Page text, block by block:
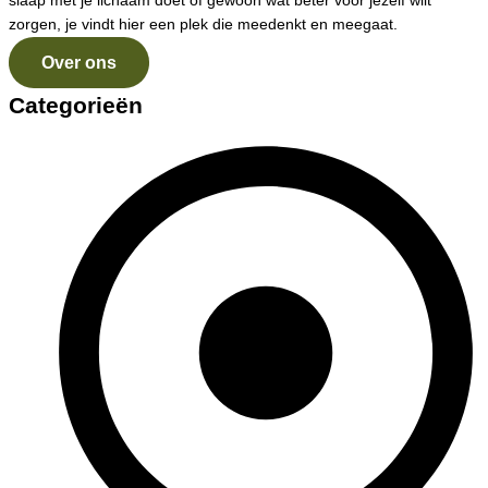
zorgen, je vindt hier een plek die meedenkt en meegaat.
Over ons
Categorieën